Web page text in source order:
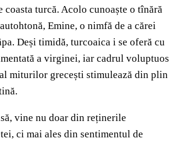
coasta turcă. Acolo cunoaște o tînără
Emine, o nimfă de a cărei
Deși timidă, turcoaica i se oferă cu
a virginei, iar cadrul voluptuos
miturilor grecești stimulează din plin
vine nu doar din reținerile
ci mai ales din sentimentul de